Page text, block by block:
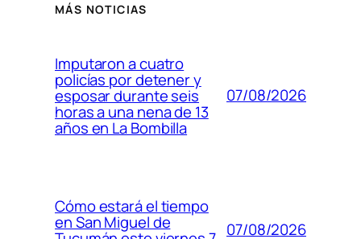
MÁS NOTICIAS
Imputaron a cuatro
policías por detener y
esposar durante seis
horas a una nena de 13
años en La Bombilla
07/08/2026
Cómo estará el tiempo
en San Miguel de 07/08/2026